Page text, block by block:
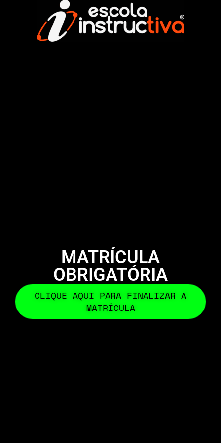
MATRÍCULA
OBRIGATÓRIA
CLIQUE AQUI PARA FINALIZAR A
MATRÍCULA